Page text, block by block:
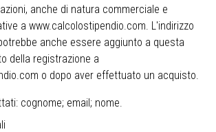
anche di natura commerciale e
a www.calcolostipendio.com. L'indirizzo
anche essere aggiunto a questa
della registrazione a
o dopo aver effettuato un acquisto.
cognome; email; nome.